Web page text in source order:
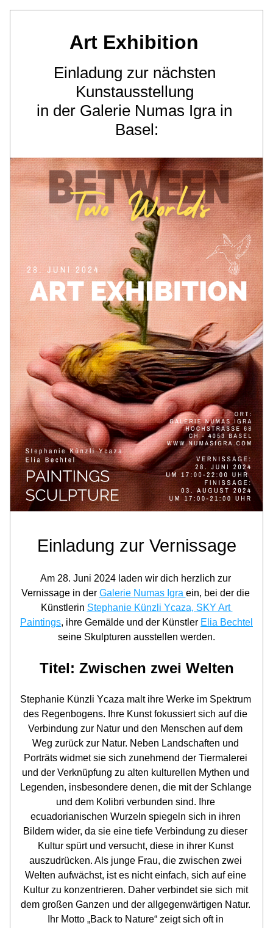
Art Exhibition
Einladung zur nächsten
Kunstausstellung
in der Galerie Numas Igra in
Basel:
Einladung zur Vernissage
Am 28. Juni 2024 laden wir dich herzlich zur
Vernissage in der Galerie Numas Igra ein, bei der die
Künstlerin Stephanie Künzli Ycaza, SKY Art
Paintings, ihre Gemälde und der Künstler Elia Bechtel
seine Skulpturen ausstellen werden.
Titel: Zwischen zwei Welten
Stephanie Künzli Ycaza malt ihre Werke im Spektrum
des Regenbogens. Ihre Kunst fokussiert sich auf die
Verbindung zur Natur und den Menschen auf dem
Weg zurück zur Natur. Neben Landschaften und
Porträts widmet sie sich zunehmend der Tiermalerei
und der Verknüpfung zu alten kulturellen Mythen und
Legenden, insbesondere denen, die mit der Schlange
und dem Kolibri verbunden sind. Ihre
ecuadorianischen Wurzeln spiegeln sich in ihren
Bildern wider, da sie eine tiefe Verbindung zu dieser
Kultur spürt und versucht, diese in ihrer Kunst
auszudrücken. Als junge Frau, die zwischen zwei
Welten aufwächst, ist es nicht einfach, sich auf eine
Kultur zu konzentrieren. Daher verbindet sie sich mit
dem großen Ganzen und der allgegenwärtigen Natur.
Ihr Motto „Back to Nature“ zeigt sich oft in